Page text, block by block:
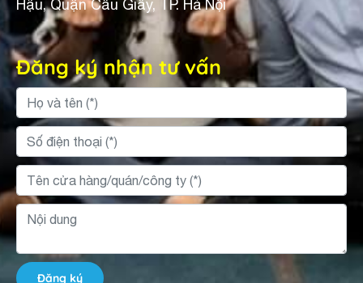
Hậu, Quận Cầu Giấy, TP. Hà Nội
Đăng ký nhận tư vấn
Đăng ký